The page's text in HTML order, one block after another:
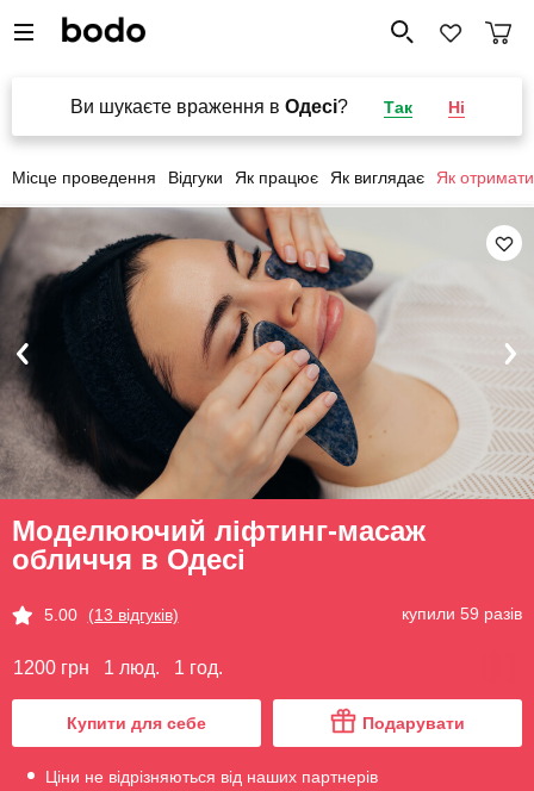
Ви шукаєте враження в Одесі? Так Ні
Місце проведення Відгуки Як працює Як виглядає Як отримати
Моделюючий ліфтинг-масаж
обличчя в Одесі
5.00 (13 відгуків) купили 59 разів
1200 грн 1 люд. 1 год.
Купити для себе Подарувати
Ціни не відрізняються від наших партнерів